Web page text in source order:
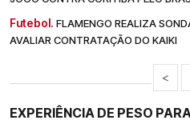
Futebol. FLAMENGO REALIZA
AVALIAR CONTRATAÇÃO DO KAIKI
<
EXPERIÊNCIA DE PESO